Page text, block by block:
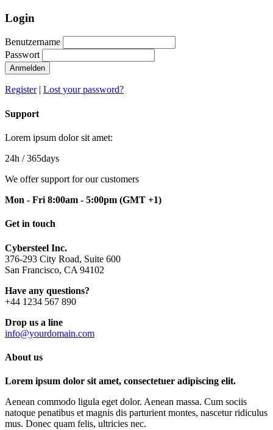
Login
Benutzername
Passwort
Anmelden
Register| Lost your password?
Support
Lorem ipsum dolor sit amet:
24h / 365days
We offer support for our customers
Mon - Fri 8:00am - 5:00pm (GMT +1)
Get in touch
Cybersteel Inc.
376-293 City Road, Suite 600
San Francisco, CA 94102
Have any questions?
+44 1234 567 890
Drop us a line
info@yourdomain.com
About us
Lorem ipsum dolor sit amet, consectetuer adipiscing elit.
Aenean commodo ligula eget dolor. Aenean massa. Cum sociis
natoque penatibus et magnis dis parturient montes, nascetur ridiculus
mus. Donec quam felis, ultricies nec.